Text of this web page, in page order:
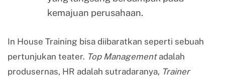
kemajuan perusahaan.
In House Training bisa diibaratkan seperti sebuah
pertunjukan teater. Top Managementadalah
produsernas, HR adalah sutradaranya, Trainer